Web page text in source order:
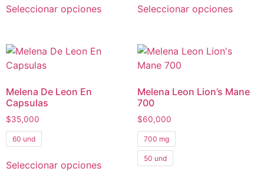
Seleccionar opciones Seleccionar opciones
Melena De Leon En
Capsulas
$35,000
60 und
Seleccionar opciones
Melena Leon Lion’s Mane
700
$60,000
700 mg
50 und